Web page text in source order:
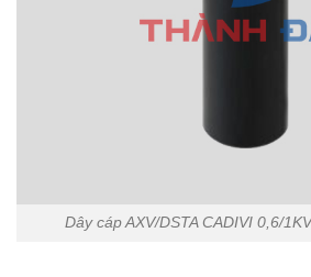
Dây cáp AXV/DSTA CADIVI 0,6/